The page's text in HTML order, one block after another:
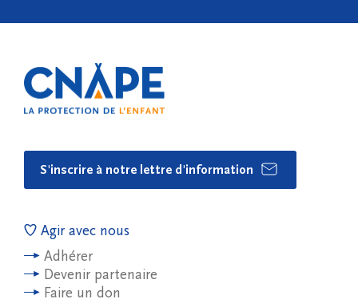
S'inscrire à notre lettre d'information
Agir avec nous
Adhérer
Devenir partenaire
Faire un don